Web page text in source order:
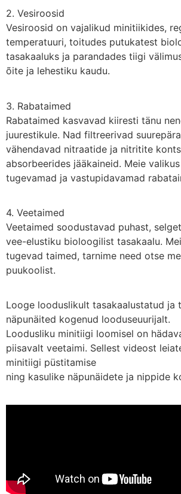
2. Vesiroosid
Vesiroosid on vajalikud minitiikides,
temperatuuri, toitudes putukatest
tasakaaluks ja parandades tiigi
õite ja lehestiku kaudu.
3. Rabataimed
Rabataimed kasvavad kiiresti tänu
juurestikule. Nad filtreerivad
vähendavad nitraatide ja nitritite
absorbeerides jääkaineid. Meie
tugevamad ja vastupidavamad
4. Veetaimed
Veetaimed soodustavad puhast,
vee-elustiku bioloogilist tasakaalu.
tugevad taimed, tarnime need otse
puukoolist.
Looge looduslikult tasakaalustatud ja
näpunäited kogenud looduseuurijalt.
Loodusliku minitiigi loomisel on
piisavalt veetaimi. Sellest videost
minitiigi püstitamise
ning kasulike näpunäidete ja nippide